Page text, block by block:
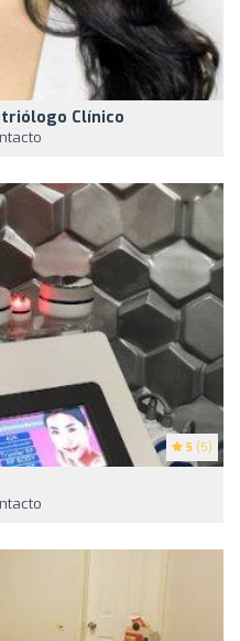
Clínico
5 (5)